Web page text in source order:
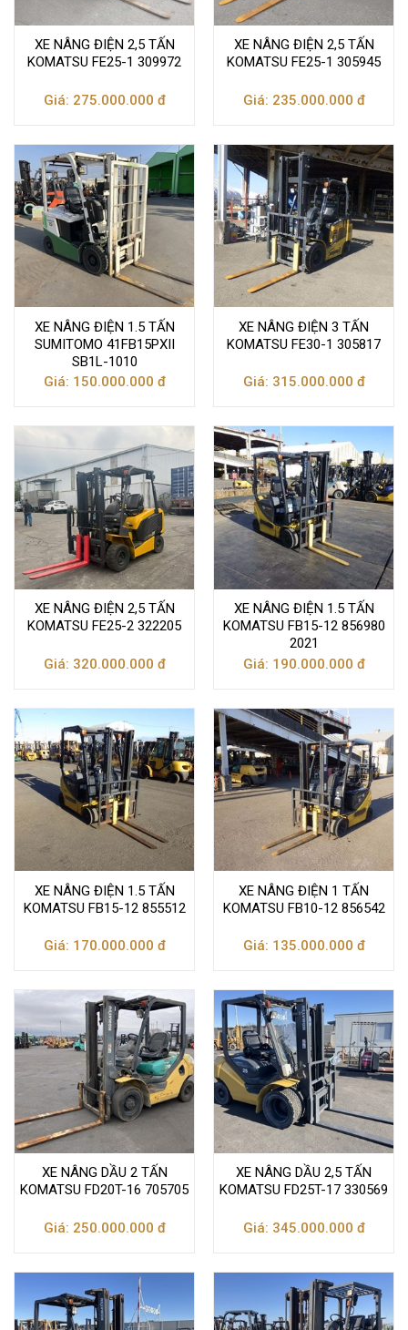
XE NÂNG ĐIỆN 2,5 TẤN
KOMATSU FE25-1 309972
Giá: 275.000.000 đ
XE NÂNG ĐIỆN 2,5 TẤN
KOMATSU FE25-1 305945
Giá: 235.000.000 đ
XE NÂNG ĐIỆN 1.5 TẤN
SUMITOMO 41FB15PXII
SB1L-1010
Giá: 150.000.000 đ
XE NÂNG ĐIỆN 3 TẤN
KOMATSU FE30-1 305817
Giá: 315.000.000 đ
XE NÂNG ĐIỆN 2,5 TẤN
KOMATSU FE25-2 322205
Giá: 320.000.000 đ
XE NÂNG ĐIỆN 1.5 TẤN
KOMATSU FB15-12 856980
2021
Giá: 190.000.000 đ
XE NÂNG ĐIỆN 1.5 TẤN
KOMATSU FB15-12 855512
Giá: 170.000.000 đ
XE NÂNG ĐIỆN 1 TẤN
KOMATSU FB10-12 856542
Giá: 135.000.000 đ
XE NÂNG DẦU 2 TẤN
KOMATSU FD20T-16 705705
Giá: 250.000.000 đ
XE NÂNG DẦU 2,5 TẤN
KOMATSU FD25T-17 330569
Giá: 345.000.000 đ